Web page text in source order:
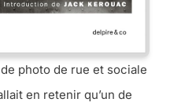
photo de rue et sociale
en retenir qu’un de